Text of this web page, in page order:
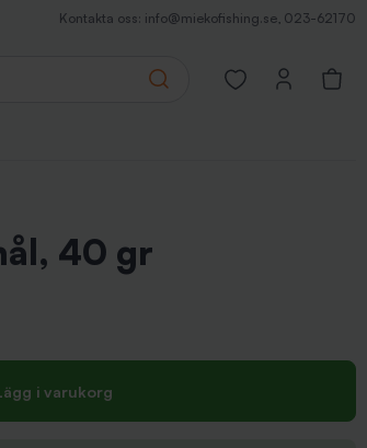
Kontakta oss: info@miekofishing.se, 023-62170
Search
Open favorites
40 gr
i varukorg